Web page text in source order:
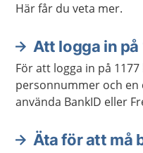
Här får du veta mer.
Att logga in på
För att logga in på
personnummer och en
använda BankID eller
Äta för att må